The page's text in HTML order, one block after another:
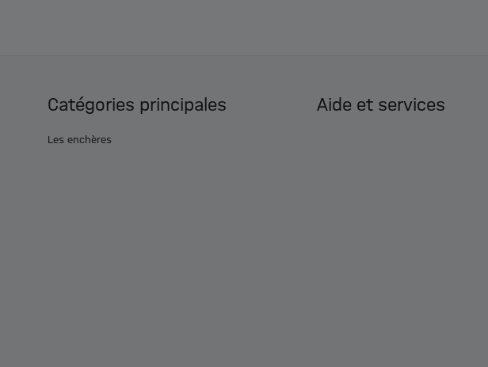
Catégories principales
Les enchères
Aide et services